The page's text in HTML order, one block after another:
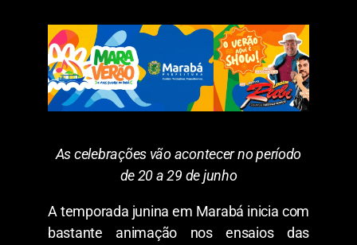
As celebrações vão acontecer no período
de 20 a 29 de junho
A temporada junina em Marabá inicia com
bastante animação nos ensaios das